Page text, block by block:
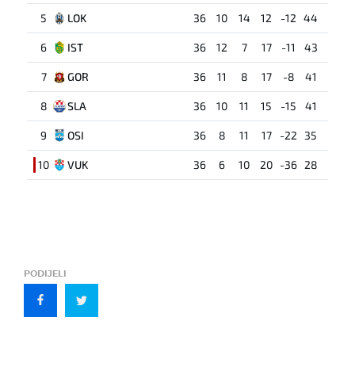
5 LOK 36 10 14 12 -12 44
6 IST 36 12 7 17 -11 43
7 GOR 36 11 8 17 -8 41
8 SLA 36 10 11 15 -15 41
9 OSI 36 8 11 17 -22 35
10 VUK 36 6 10 20 -36 28
PODIJELI